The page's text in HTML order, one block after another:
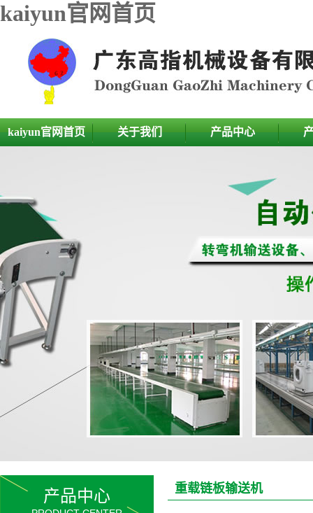
kaiyun官网首页
kaiyun官网首页 关于我们 产品中心
产品中心 重载链板输送机